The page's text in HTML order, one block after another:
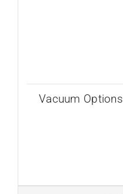
Vacuum Options